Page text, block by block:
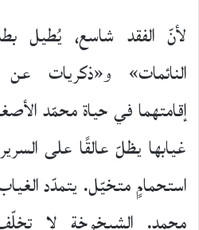
لأنّ الفقد شاسع، يُطيل
النائمات» و«ذكريات
إقامتهما في حياة محمّد
غيابها يظلّ عالقًا على
استحمامٍ متخيّل. يتمدّد